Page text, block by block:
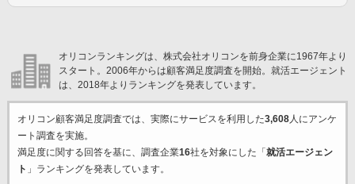
オリコンランキングは、株式会社オリコンを前身企業に1967年より
スタート。2006年からは顧客満足度調査を開始。就活エージェント
は、2018年よりランキングを発表しています。
オリコン顧客満足度調査では、実際にサービスを利用した3,608人にアンケ
ート調査を実施。
満足度に関する回答を基に、調査企業16社を対象にした「 就活エージェン
ト 」ランキングを発表しています。